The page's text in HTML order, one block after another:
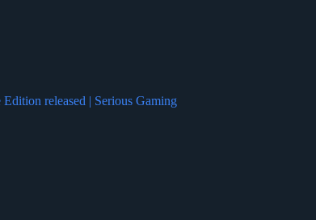
released | Serious Gaming